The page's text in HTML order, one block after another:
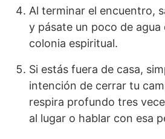
Al terminar el encuentro,
y pásate un poco de agua
colonia espiritual.
Si estás fuera de casa,
intención de cerrar tu
respira profundo tres
al lugar o hablar con esa